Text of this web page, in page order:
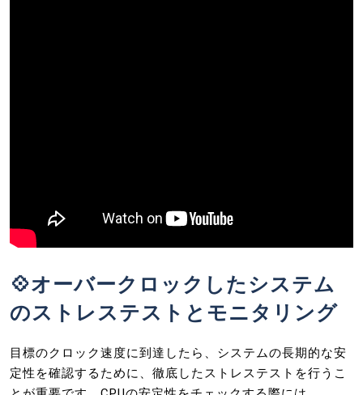
💠オーバークロックしたシステム
のストレステストとモニタリング
目標のクロック速度に到達したら、システムの長期的な安
定性を確認するために、徹底したストレステストを行うこ